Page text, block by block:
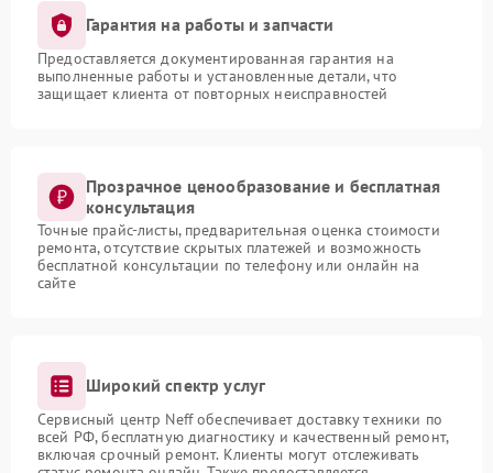
Гарантия на работы и запчасти
Предоставляется документированная гарантия на
выполненные работы и установленные детали, что
защищает клиента от повторных неисправностей
Прозрачное ценообразование и бесплатная
консультация
Точные прайс-листы, предварительная оценка стоимости
ремонта, отсутствие скрытых платежей и возможность
бесплатной консультации по телефону или онлайн на
сайте
Широкий спектр услуг
Сервисный центр Neff обеспечивает доставку техники по
всей РФ, бесплатную диагностику и качественный ремонт,
включая срочный ремонт. Клиенты могут отслеживать